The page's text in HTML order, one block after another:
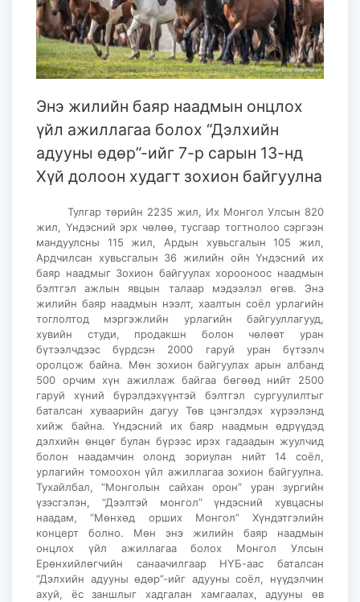
Энэ жилийн баяр наадмын онцлох
үйл ажиллагаа болох “Дэлхийн
адууны өдөр”-ийг 7-р сарын 13-нд
Хүй долоон худагт зохион байгуулна
Тулгар төрийн 2235 жил, Их Монгол Улсын 820
жил, Үндэсний эрх чөлөө, тусгаар тогтнолоо сэргээн
мандуулсны 115 жил, Ардын хувьсгалын 105 жил,
Ардчилсан хувьсгалын 36 жилийн ойн Үндэсний их
баяр наадмыг Зохион байгуулах хорооноос наадмын
бэлтгэл ажлын явцын талаар мэдээлэл өгөв. Энэ
жилийн баяр наадмын нээлт, хаалтын соёл урлагийн
тоглолтод мэргэжлийн урлагийн байгууллагууд,
хувийн студи, продакшн болон чөлөөт уран
бүтээлчдээс бүрдсэн 2000 гаруй уран бүтээлч
оролцож байна. Мөн зохион байгуулах арын албанд
500 орчим хүн ажиллаж байгаа бөгөөд нийт 2500
гаруй хүний бүрэлдэхүүнтэй бэлтгэл сургуулилтыг
баталсан хуваарийн дагуу Төв цэнгэлдэх хүрээлэнд
хийж байна. Үндэсний их баяр наадмын өдрүүдэд
дэлхийн өнцөг булан бүрээс ирэх гадаадын жуулчид
болон наадамчин олонд зориулан нийт 14 соёл,
урлагийн томоохон үйл ажиллагаа зохион байгуулна.
Тухайлбал, “Монголын сайхан орон” уран зургийн
үзэсгэлэн, “Дээлтэй монгол” үндэсний хувцасны
наадам, “Мөнхөд орших Монгол” Хүндэтгэлийн
концерт болно. Мөн энэ жилийн баяр наадмын
онцлох үйл ажиллагаа болох Монгол Улсын
Ерөнхийлөгчийн санаачилгаар НҮБ-аас баталсан
“Дэлхийн адууны өдөр”-ийг адууны соёл, нүүдэлчин
ахуй, ёс заншлыг хадгалан хамгаалах, адууны өв